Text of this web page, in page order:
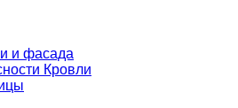
и фасада
Кровли